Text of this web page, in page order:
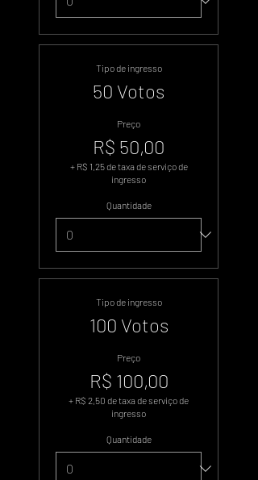
Tipo de ingresso
50 Votos
Preço
R$ 50,00
+ R$ 1,25 de taxa de serviço de
ingresso
Quantidade
Tipo de ingresso
100 Votos
Preço
R$ 100,00
+ R$ 2,50 de taxa de serviço de
ingresso
Quantidade